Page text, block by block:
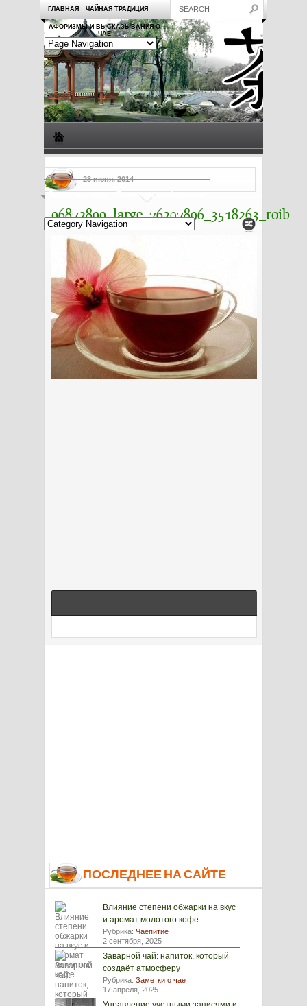
ГЛАВНАЯ ЧАЙНАЯ ТРАДИЦИЯ
АФОРИЗМЫ И ВЫСКАЗЫВАНИЯ О
ЧАЕ
Рецепты с чаем Полезные свойства чая
23 июня, 2014
96872899_large_76207896_3518263_roib
ПОСЛЕДНЕЕ НА САЙТЕ
Влияние степени обжарки на вкус
и аромат молотого кофе
Рубрика: Чаепитие
2 сентября, 2025
Заварной чай: напиток, который
создаёт атмосферу
Рубрика: Заметки о чае
17 апреля, 2025